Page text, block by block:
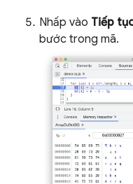
Nhấp vào Tiếp
bước trong mã.